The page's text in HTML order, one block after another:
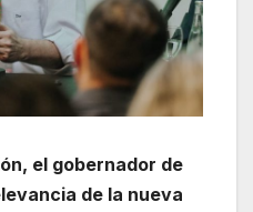
el gobernador de
de la nueva